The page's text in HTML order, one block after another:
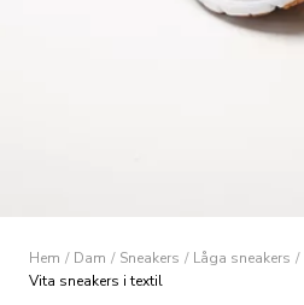
Hem / Dam / Sneakers / Låga sneakers /
Vita sneakers i textil